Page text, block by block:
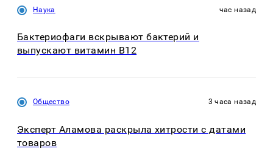
Наука час назад
Бактериофаги вскрывают бактерий и
выпускают витамин B12
Общество 3 часа назад
Эксперт Аламова раскрыла хитрости с датами
товаров